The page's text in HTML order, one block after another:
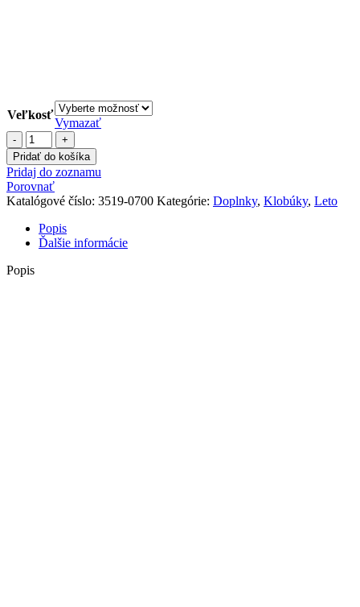
Veľkosť
Vymazať
množstvo
Klobúk
detský
obojstranný
s
UPF
30
BRONX
béžový
Pridať do košíka
Pridaj do zoznamu
Porovnať
Katalógové číslo: 3519-0700 Kategórie: Doplnky, Klobúky, Leto
Popis
Ďalšie informácie
Popis